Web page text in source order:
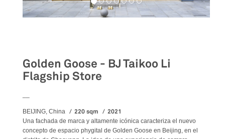
Golden Goose - BJ Taikoo Li
Flagship Store
BEIJING, China 220 sqm 2021
Una fachada de marca y altamente icónica caracteriza el nuevo
concepto de espacio phygital de Golden Goose en Beijing, en el